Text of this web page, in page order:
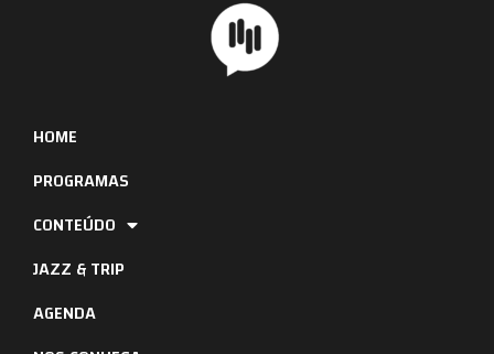
HOME
PROGRAMAS
CONTEÚDO
JAZZ & TRIP
AGENDA